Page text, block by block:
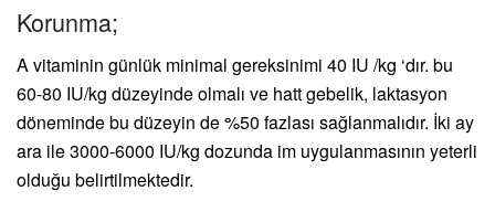
Korunma;
A vitaminin günlük minimal gereksinimi 40 IU /kg ‘dır. bu
60-80 IU/kg düzeyinde olmalı ve hatt gebelik, laktasyon
döneminde bu düzeyin de %50 fazlası sağlanmalıdır. İki ay
ara ile 3000-6000 IU/kg dozunda im uygulanmasının yeterli
olduğu belirtilmektedir.